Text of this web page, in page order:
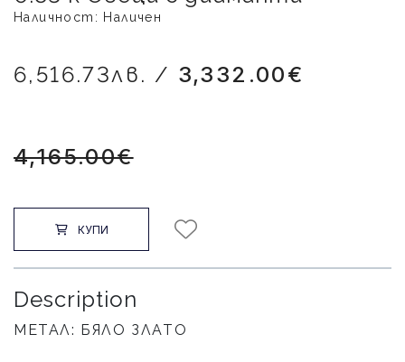
Наличност: Наличен
6,516.73лв. / 3,332.00€
4,165.00€
КУПИ
Description
МЕТАЛ: БЯЛО ЗЛАТО